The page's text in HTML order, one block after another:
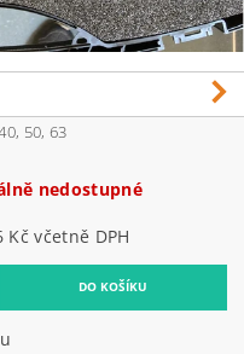
50, 63
nedostupné
22 670,56 Kč včetně DPH